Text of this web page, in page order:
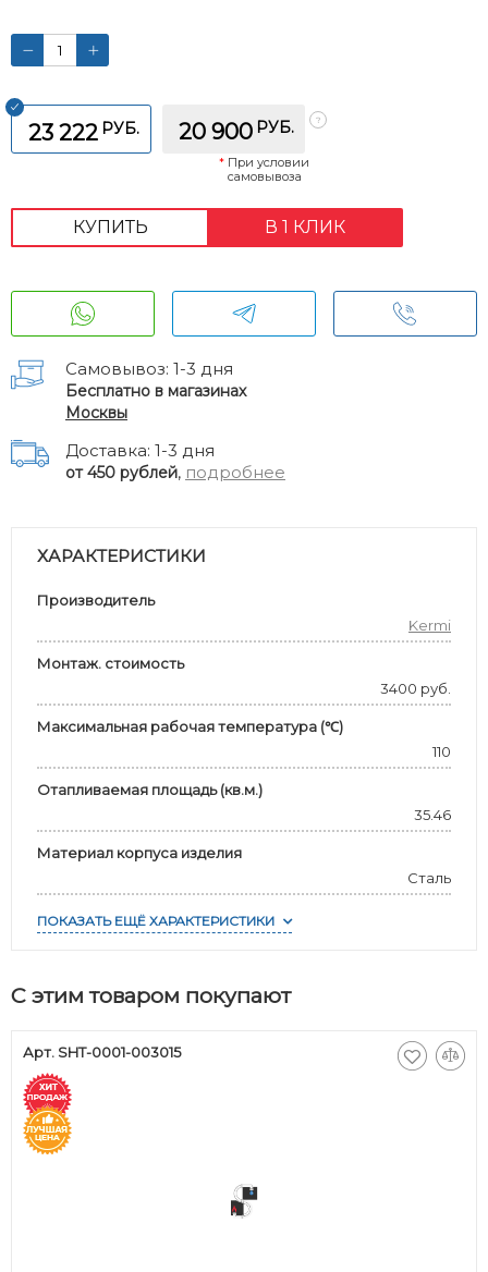
23 222 РУБ. 20 900 РУБ.
* При условии
самовывоза
КУПИТЬ В 1 КЛИК
Самовывоз: 1-3 дня
Бесплатно в магазинах
Москвы
Доставка: 1-3 дня
от 450 рублей, подробнее
ХАРАКТЕРИСТИКИ
Производитель
Kermi
Монтаж. стоимость
3400 руб.
Максимальная рабочая температура (℃)
110
Отапливаемая площадь (кв.м.)
35.46
Материал корпуса изделия
Сталь
ПОКАЗАТЬ ЕЩЁ ХАРАКТЕРИСТИКИ
С этим товаром покупают
Арт. SHT-0001-003015